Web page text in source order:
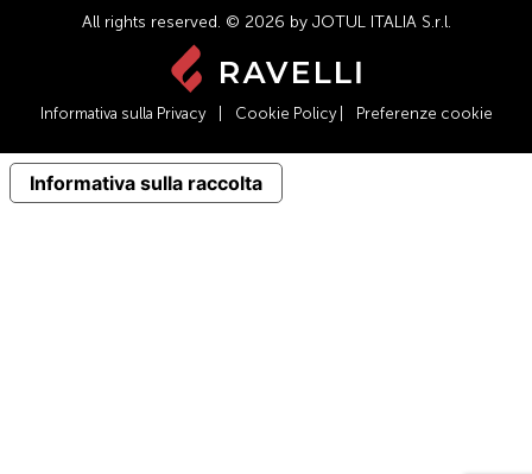
All rights reserved. © 2026 by JOTUL ITALIA S.r.l.
Informativa sulla Privacy Cookie Policy Preferenze cookie
Informativa sulla raccolta